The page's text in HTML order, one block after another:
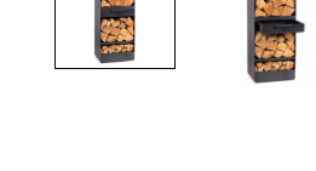
Kylpyhuonekalusteet